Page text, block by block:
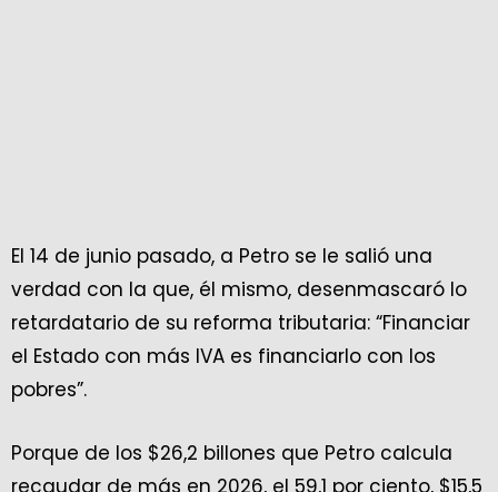
El 14 de junio pasado, a Petro se le salió una
verdad con la que, él mismo, desenmascaró lo
retardatario de su reforma tributaria: “Financiar
el Estado con más IVA es financiarlo con los
pobres”.
Porque de los $26,2 billones que Petro calcula
recaudar de más en 2026, el 59,1 por ciento, $15,5